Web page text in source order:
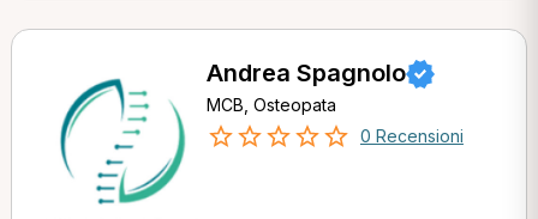
Andrea Spagnolo
MCB, Osteopata
0 Recensioni